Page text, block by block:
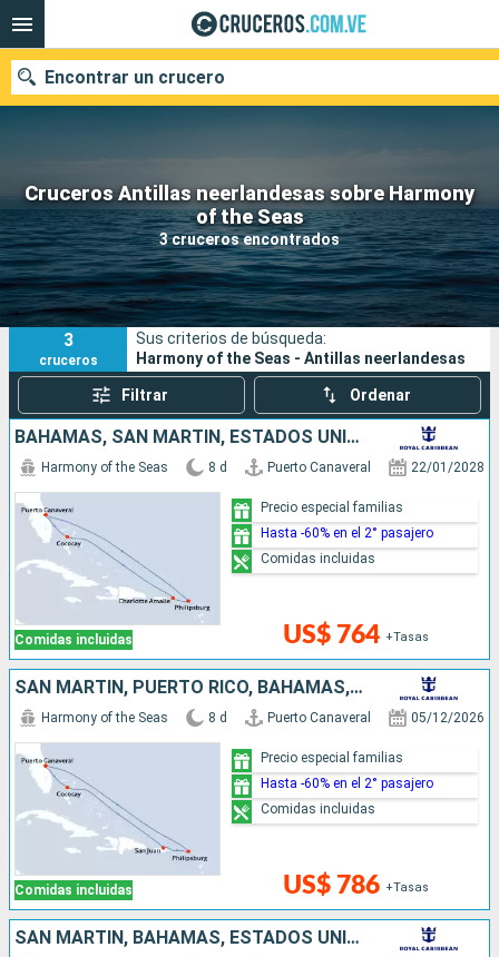
Cruceros Antillas neerlandesas sobre Harmony
of the Seas
3 cruceros encontrados
Encontrar un crucero
Nuestros destinos
Fecha de salida
Puertos Compañías
Buscar
3
cruceros
Sus criterios de búsqueda:
Harmony of the Seas - Antillas neerlandesas
Filtrar Ordenar
BAHAMAS, SAN MARTÍN, ESTADOS UNIDOS
Comidas incluidas
Harmony of the Seas 8 d Puerto Canaveral 22/01/2028
US$ 764 +Tasas
Precio especial familias
Hasta -60% en el 2° pasajero
Comidas incluidas
SAN MARTÍN, PUERTO RICO, BAHAMAS, ESTADOS UNIDOS
Comidas incluidas
Harmony of the Seas 8 d Puerto Canaveral 05/12/2026
US$ 786 +Tasas
Precio especial familias
Hasta -60% en el 2° pasajero
Comidas incluidas
SAN MARTÍN, BAHAMAS, ESTADOS UNIDOS